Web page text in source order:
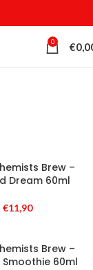
0 €
Brew –
Dream 60ml
€11,90
Brew –
60ml